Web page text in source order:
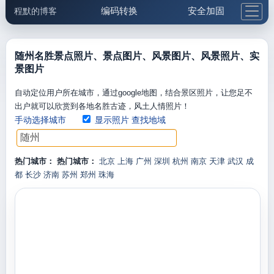
程默的博客 编码转换 安全加固
邮件工具 生活便民 更多工具
随州名胜景点照片、景点图片、风景图片、风景照片、实
景图片
自动定位用户所在城市，通过google地图，结合景区照片，让您足不
出户就可以欣赏到各地名胜古迹，风土人情照片！
手动选择城市 显示照片 查找地域
热门城市： 热门城市： 北京 上海 广州 深圳 杭州 南京 天津 武汉 成
都 长沙 济南 苏州 郑州 珠海